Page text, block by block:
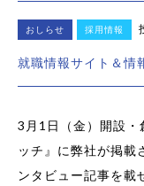
おしらせ 採用情報
就職情報サイト＆情
3月1日（金）開設・
ッチ』に弊社が掲載
ンタビュー記事を載